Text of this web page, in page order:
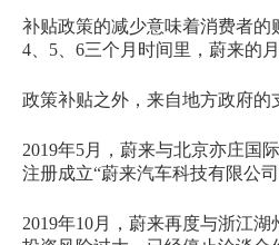
补贴政策的减少意味着消费者的
4、5、6三个月时间里，蔚来的
政策补贴之外，来自地方政府的
2019年5月，蔚来与北京亦庄国
注册成立“蔚来汽车科技有限公
2019年10月，蔚来再度与浙江